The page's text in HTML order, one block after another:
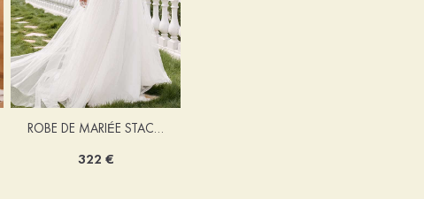
ROBE DE MARIÉE STACEES ALONA
322 €